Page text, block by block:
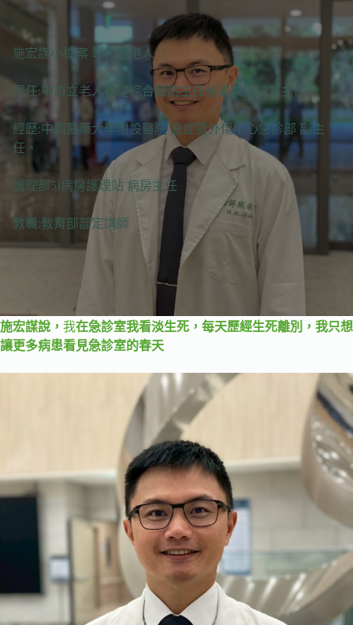
施宏謀小檔案 彰化鹿港人
現任:中市立老人復健綜合醫院主任秘書兼急診室主任
經歷:中國醫藥大學附設醫院 急症暨外傷中心急診部 副主
任、
護理部5I病房護理站 病房主任
教職:教育部部定講師
施宏謀說， 我在急診室我看淡生死，每天歷經生死離別，我只想
讓更多病患看見急診室的春天